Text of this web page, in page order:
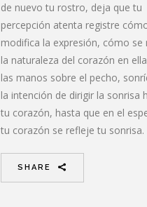
de nuevo tu rostro, deja que tu
percepción atenta registre
modifica la expresión, cómo se
la naturaleza del corazón en
las manos sobre el pecho,
la intención de dirigir la sonrisa
tu corazón, hasta que en el
tu corazón se refleje tu sonrisa.
SHARE